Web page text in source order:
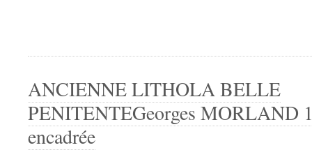
ANCIENNE LITHOLA BELLE
PENITENTEGeorges MORLAND
encadrée